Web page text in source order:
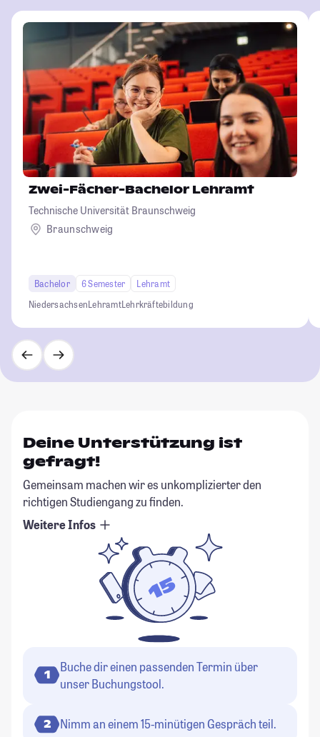
Zwei-Fächer-Bachelor Lehramt
Technische Universität Braunschweig
Braunschweig
Bachelor 6 Semester
Lehramt
NiedersachsenLehramtLehrkräftebildung
Deine Unterstützung ist
gefragt!
Gemeinsam machen wir es unkomplizierter den
richtigen Studiengang zu finden.
Weitere Infos
1
Buche dir einen passenden Termin über
unser Buchungstool.
2 Nimm an einem 15-minütigen Gespräch teil.